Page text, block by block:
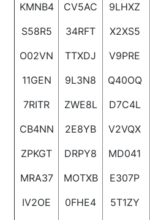
KMNB4
S58R5
O02VN
11GEN
7RITR
CB4NN
ZPKGT
MRA37
IV2OE
CV5AC
34RFT
TTXDJ
9L3N8
ZWE8L
2E8YB
DRPY8
MOTXB
0FHE4
9LHXZ
X2XS5
V9PRE
Q40OQ
D7C4L
V2VQX
MD041
E307P
5T1ZY